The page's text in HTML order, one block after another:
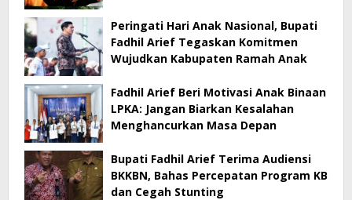
Peringati Hari Anak Nasional, Bupati
Fadhil Arief Tegaskan Komitmen
Wujudkan Kabupaten Ramah Anak
Fadhil Arief Beri Motivasi Anak Binaan
LPKA: Jangan Biarkan Kesalahan
Menghancurkan Masa Depan
Bupati Fadhil Arief Terima Audiensi
BKKBN, Bahas Percepatan Program KB
dan Cegah Stunting